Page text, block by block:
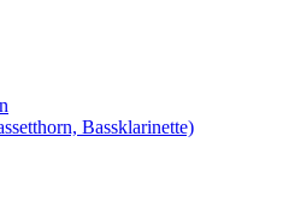
Bassklarinette)